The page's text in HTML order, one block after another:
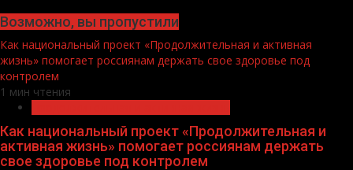
Возможно, вы пропустили
Как национальный проект «Продолжительная и активная
жизнь» помогает россиянам держать свое здоровье под
контролем
1 мин чтения
Как национальный проект «Продолжительная и
активная жизнь» помогает россиянам держать
свое здоровье под контролем